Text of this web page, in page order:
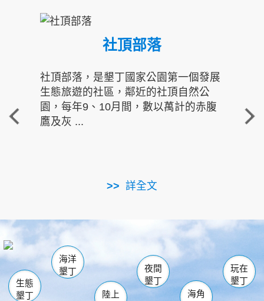
社頂部落
社頂部落，是墾丁國家公園第一個發展
生態旅遊的社區，鄰近的社頂自然公
園，每年9、10月間，數以萬計的赤腹
鷹及灰 ...
詳全文
重
走進
南仁湖
海生館
恆春 佳樂水
龍鑾潭自然中心 森林遊樂區
瓊麻館
關山 墾管處遊客中心
社頂公園 風吹沙
船帆石
白砂 龍磐公園
香蕉灣
砂島
鵝鑾鼻
生態
墾丁
海洋
墾丁
陸上
夜間
墾丁
海角
玩在
墾丁